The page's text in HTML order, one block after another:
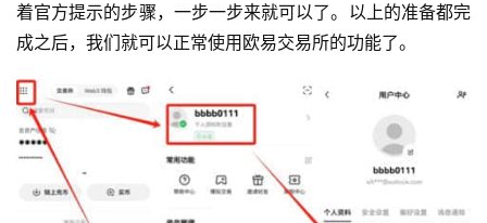
着官方提示的步骤，一步一步来就可以了。以上的准备都完
成之后，我们就可以正常使用欧易交易所的功能了。